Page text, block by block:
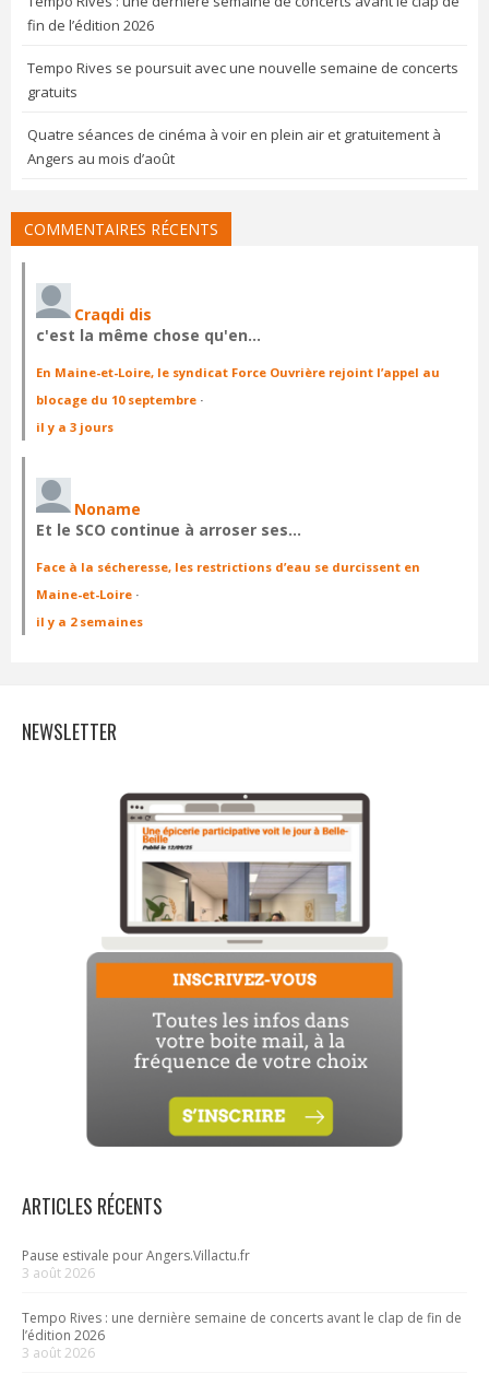
fin de l’édition 2026
Tempo Rives se poursuit avec une nouvelle semaine de concerts
gratuits
Quatre séances de cinéma à voir en plein air et gratuitement à
Angers au mois d’août
COMMENTAIRES RÉCENTS
Craqdi dis
c'est la même chose qu'en…
En Maine-et-Loire, le syndicat Force Ouvrière rejoint l’appel au
blocage du 10 septembre ·
il y a 3 jours
Noname
Et le SCO continue à arroser ses…
Face à la sécheresse, les restrictions d’eau se durcissent en
Maine-et-Loire ·
il y a 2 semaines
NEWSLETTER
ARTICLES RÉCENTS
Pause estivale pour Angers.Villactu.fr
3 août 2026
Tempo Rives : une dernière semaine de concerts avant le clap de fin de
l’édition 2026
3 août 2026